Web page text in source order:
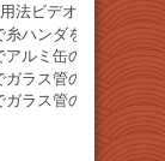
法ビデオ
ハンダを溶かす
ルミ缶の加熱
ラス管の中のステ
ラス管の中のアル